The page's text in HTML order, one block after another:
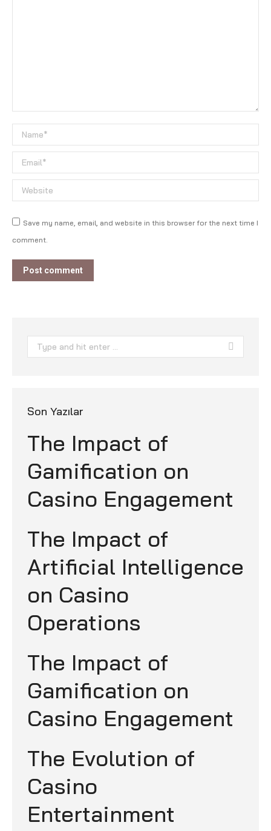
Name *
Email *
Website
Save my name, email, and website in this browser for the next time I
comment.
Post comment
Search:
Son Yazılar
The Impact of
Gamification on
Casino Engagement
The Impact of
Artificial Intelligence
on Casino
Operations
The Impact of
Gamification on
Casino Engagement
The Evolution of
Casino
Entertainment